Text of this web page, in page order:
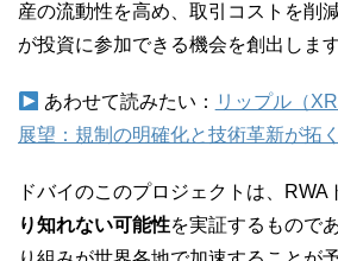
産の流動性を高め、取引コストを削
が投資に参加できる機会を創出します
あわせて読みたい： リップル（
展望：規制の明確化と技術革新が拓
ドバイのこのプロジェクトは、RWA
り知れない可能性を実証するもので